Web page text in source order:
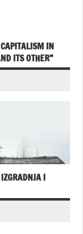
IN
ITS OTHER”
I